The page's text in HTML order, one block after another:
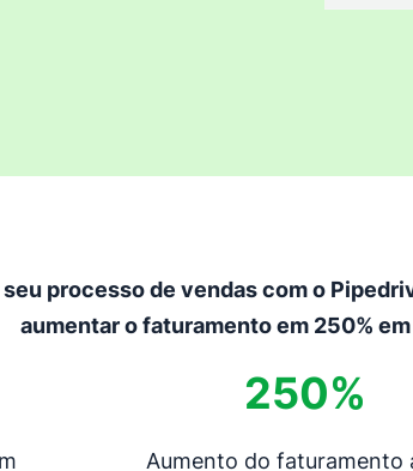
processo de vendas com o
aumentar o faturamento em 250%
250%
Aumento do faturamento